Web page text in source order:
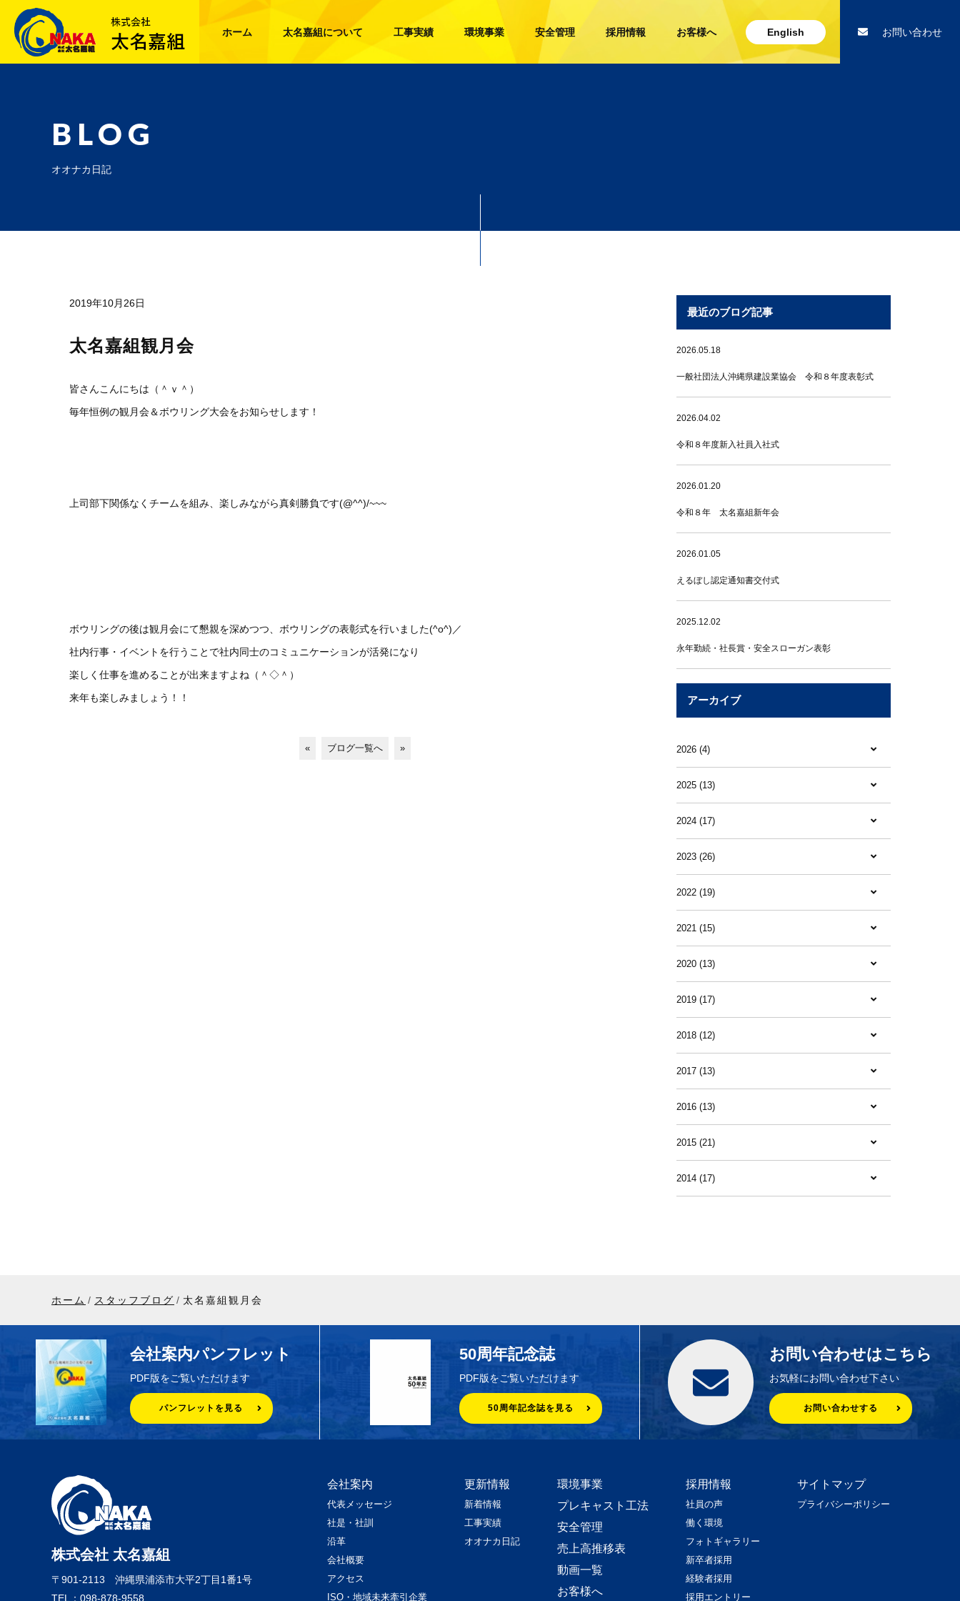
ホーム 太名嘉組について 工事実績 環境事業 安全管理 採用情報 お客様へ English お問い合わせ
BLOG
オオナカ日記
2019年10月26日
太名嘉組観月会
皆さんこんにちは（＾ｖ＾）
毎年恒例の観月会＆ボウリング大会をお知らせします！
上司部下関係なくチームを組み、楽しみながら真剣勝負です(@^^)/~~~
ボウリングの後は観月会にて懇親を深めつつ、ボウリングの表彰式を行いました(^o^)／
社内行事・イベントを行うことで社内同士のコミュニケーションが活発になり
楽しく仕事を進めることが出来ますよね（＾◇＾）
来年も楽しみましょう！！
« ブログ一覧へ »
最近のブログ記事
2026.05.18
一般社団法人沖縄県建設業協会 令和８年度表彰式
2026.04.02
令和８年度新入社員入社式
2026.01.20
令和８年 太名嘉組新年会
2026.01.05
えるぼし認定通知書交付式
2025.12.02
永年勤続・社長賞・安全スローガン表彰
アーカイブ
2026 (4)
2025 (13)
2024 (17)
2023 (26)
2022 (19)
2021 (15)
2020 (13)
2019 (17)
2018 (12)
2017 (13)
2016 (13)
2015 (21)
2014 (17)
ホーム スタッフブログ 太名嘉組観月会
会社案内パンフレット
PDF版をご覧いただけます
パンフレットを見る
50周年記念誌
PDF版をご覧いただけます
50周年記念誌を見る
お問い合わせはこちら
お気軽にお問い合わせ下さい
お問い合わせする
株式会社 太名嘉組
〒901-2113 沖縄県浦添市大平2丁目1番1号
TEL：098-878-9558
会社案内
代表メッセージ
社是・社訓
沿革
会社概要
アクセス
ISO・地域未来牽引企業
更新情報
新着情報
工事実績
オオナカ日記
環境事業
プレキャスト工法
安全管理
売上高推移表
動画一覧
お客様へ
採用情報
社員の声
働く環境
フォトギャラリー
新卒者採用
経験者採用
採用エントリー
サイトマップ
プライバシーポリシー